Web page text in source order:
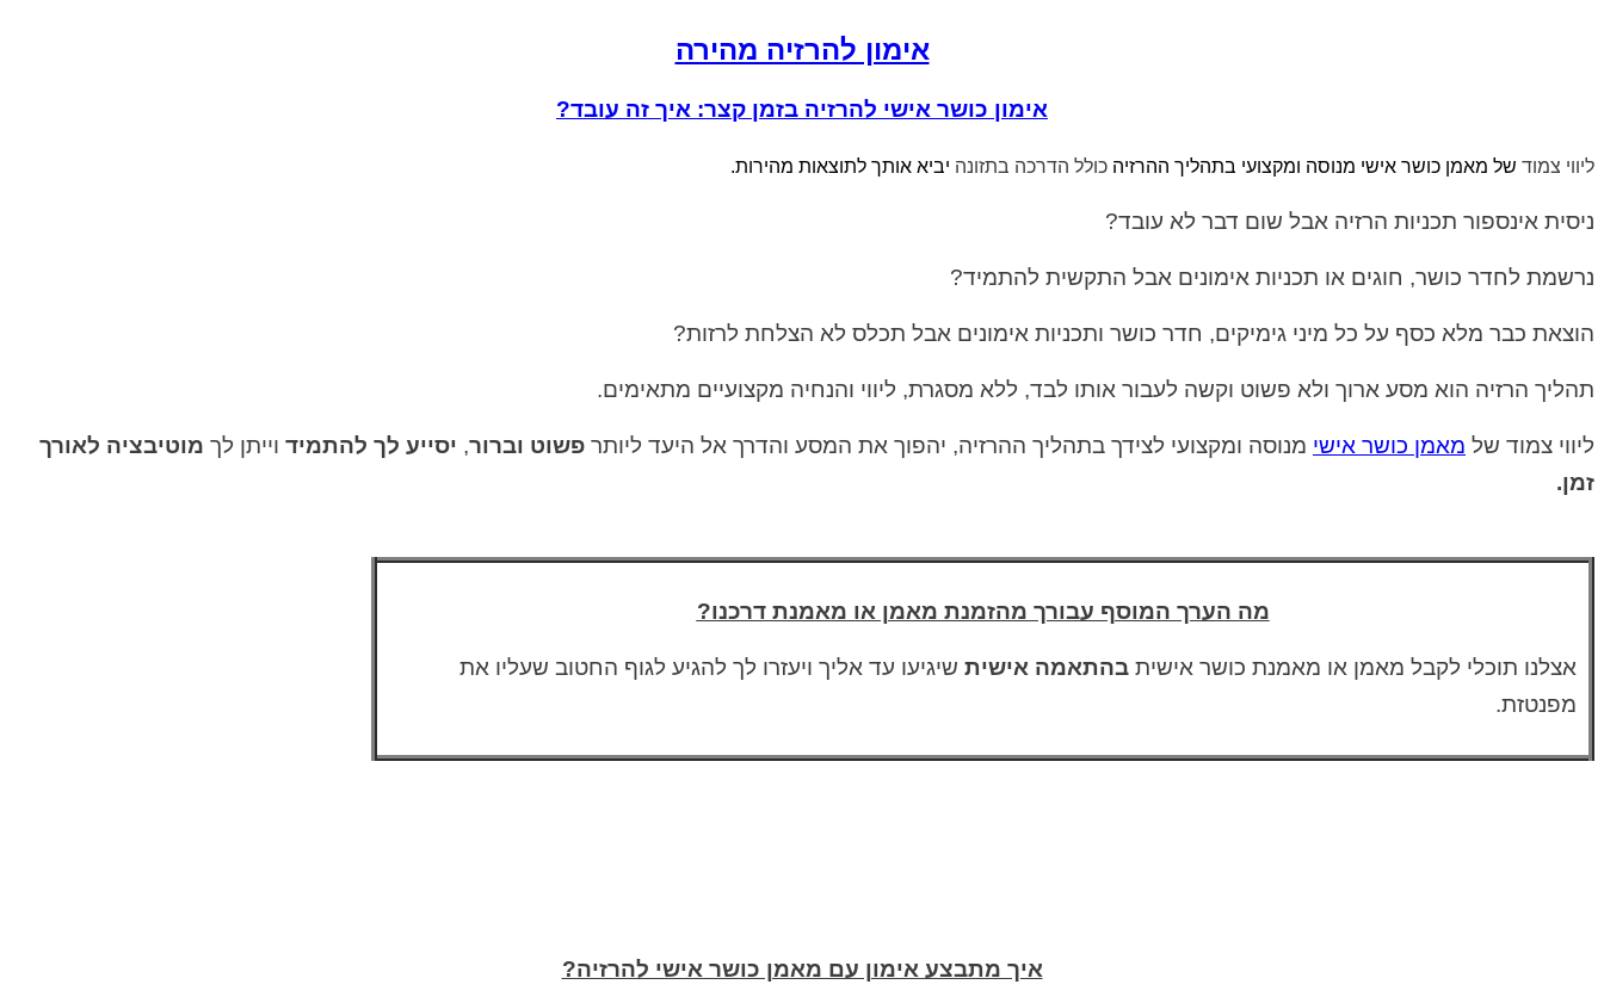
אימון להרזיה מהירה
אימון כושר אישי להרזיה בזמן קצר: איך זה עובד?
ליווי צמוד של מאמן כושר אישי מנוסה ומקצועי בתהליך ההרזיה כולל הדרכה בתזונה יביא אותך לתוצאות מהירות.
ניסית אינספור תכניות הרזיה אבל שום דבר לא עובד?
נרשמת לחדר כושר, חוגים או תכניות אימונים אבל התקשית להתמיד?
הוצאת כבר מלא כסף על כל מיני גימיקים, חדר כושר ותכניות אימונים אבל תכלס לא הצלחת לרזות?
תהליך הרזיה הוא מסע ארוך ולא פשוט וקשה לעבור אותו לבד, ללא מסגרת, ליווי והנחיה מקצועיים מתאימים.
ליווי צמוד של מאמן כושר אישי מנוסה ומקצועי לצידך בתהליך ההרזיה, יהפוך את המסע והדרך אל היעד ליותר פשוט וברור, יסייע לך להתמיד וייתן לך מוטיבציה לאורך
זמן.
מה הערך המוסף עבורך מהזמנת מאמן או מאמנת דרכנו?
אצלנו תוכלי לקבל מאמן או מאמנת כושר אישית בהתאמה אישית שיגיעו עד אליך ויעזרו לך להגיע לגוף החטוב שעליו את
מפנטזת.
איך מתבצע אימון עם מאמן כושר אישי להרזיה?